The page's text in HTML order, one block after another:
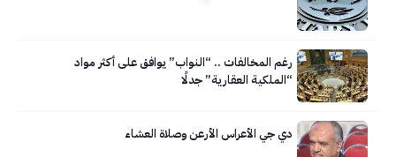
رغم المخالفات .. “النواب” يوافق على أكثر مواد
“الملكية العقارية” جدلًا
دي جي الأعراس الأرعن وصلاة العشاء